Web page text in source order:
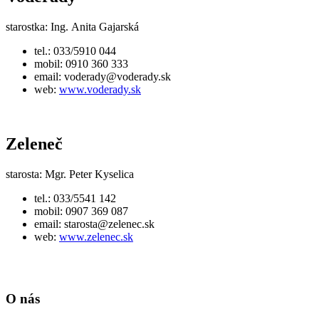
starostka: Ing. Anita Gajarská
tel.: 033/5910 044
mobil: 0910 360 333
email: voderady@voderady.sk
web: www.voderady.sk
Zeleneč
starosta: Mgr. Peter Kyselica
tel.: 033/5541 142
mobil: 0907 369 087
email: starosta@zelenec.sk
web: www.zelenec.sk
O nás